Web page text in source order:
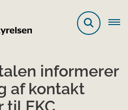
informerer
af kontakt
til EKC